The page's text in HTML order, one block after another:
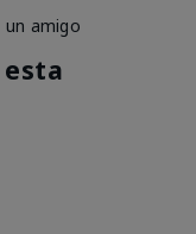
amigo